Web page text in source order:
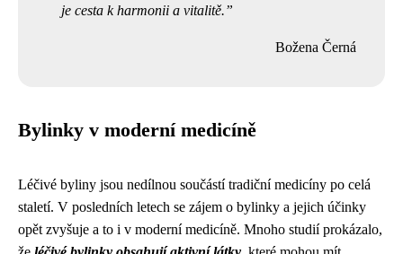
je cesta k harmonii a vitalitě.
Božena Černá
Bylinky v moderní medicíně
Léčivé byliny jsou nedílnou součástí tradiční medicíny po celá
staletí. V posledních letech se zájem o bylinky a jejich účinky
opět zvyšuje a to i v moderní medicíně. Mnoho studií prokázalo,